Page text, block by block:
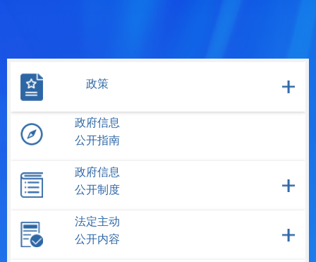
政策
政府信息
公开指南
政府信息
公开制度
法定主动
公开内容